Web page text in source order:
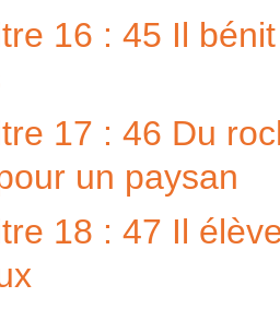
16 : 45 Il
17 : 46 Du
un paysan
18 : 47 Il